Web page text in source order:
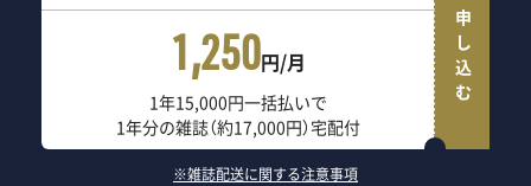
1,250円/月
1年15,000円一括払いで
1年分の雑誌（約17,000円）宅配付
申し込む
※雑誌配送に関する注意事項